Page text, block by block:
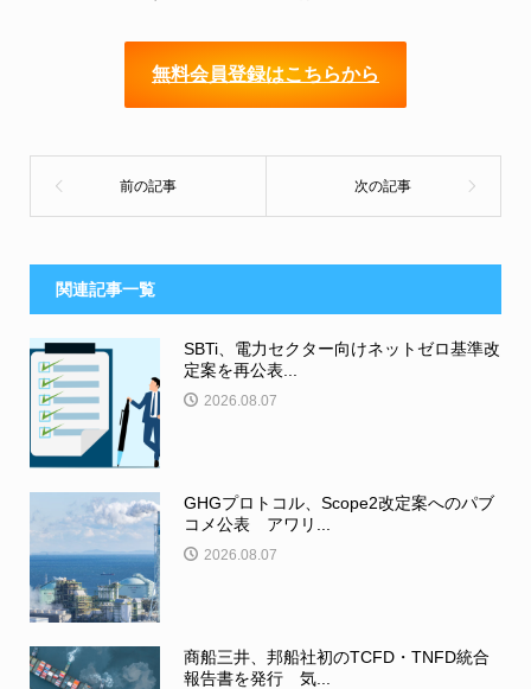
無料会員登録はこちらから
関連記事一覧
SBTi、電力セクター向けネットゼロ基準改
定案を再公表...
2026.08.07
GHGプロトコル、Scope2改定案へのパブ
コメ公表 アワリ...
2026.08.07
商船三井、邦船社初のTCFD・TNFD統合
報告書を発行 気...